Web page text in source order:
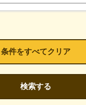
検索する